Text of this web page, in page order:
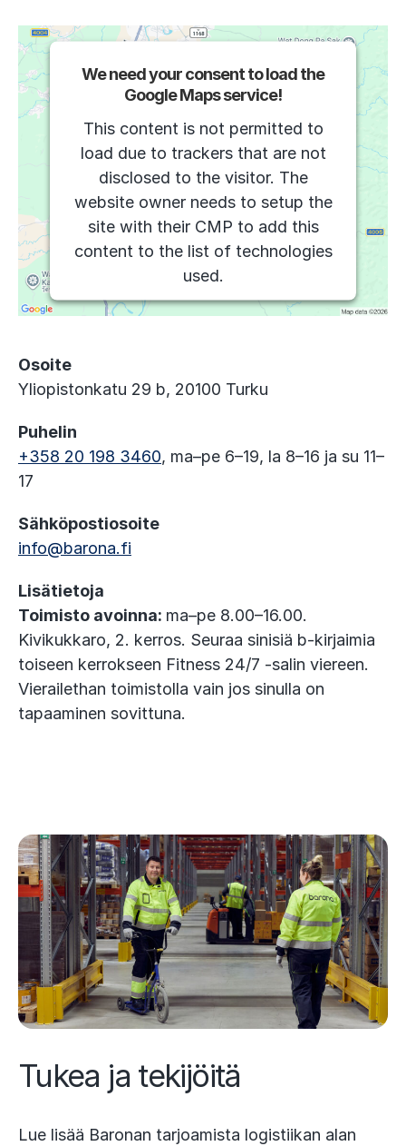
We need your consent to load the
Google Maps service!
This content is not permitted to
load due to trackers that are not
disclosed to the visitor. The
website owner needs to setup the
site with their CMP to add this
content to the list of technologies
used.
Powered byUsercentrics Consent
Osoite
Yliopistonkatu 29 b, 20100 Turku
Puhelin
+358 20 198 3460, ma–pe 6–19, la 8–16 ja su 11–
17
Sähköpostiosoite
info@barona.fi
Lisätietoja
Toimisto avoinna: ma–pe 8.00–16.00.
Kivikukkaro, 2. kerros. Seuraa sinisiä b-kirjaimia
toiseen kerrokseen Fitness 24/7 -salin viereen.
Vierailethan toimistolla vain jos sinulla on
tapaaminen sovittuna.
Tukea ja tekijöitä
Lue lisää Baronan tarjoamista logistiikan alan